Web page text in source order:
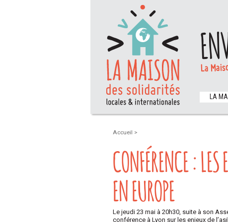
La
LA
Accueil >
CONFÉRENCE :
EN EUROPE
Le jeudi 23 mai à 20h30, suite à son
conférence à Lyon sur les enjeux de